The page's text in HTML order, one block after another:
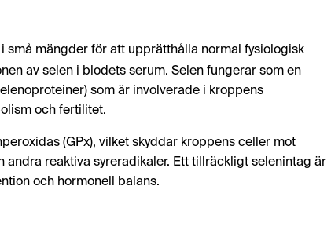
små mängder för att upprätthålla normal fysiologisk
av selen i blodets serum. Selen fungerar som en
som är involverade i kroppens
och fertilitet.
(GPx), vilket skyddar kroppens celler mot
reaktiva syreradikaler. Ett tillräckligt selenintag är
och hormonell balans.